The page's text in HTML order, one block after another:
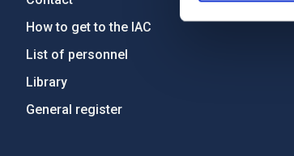
How to get to the IAC
List of personnel
Library
General register